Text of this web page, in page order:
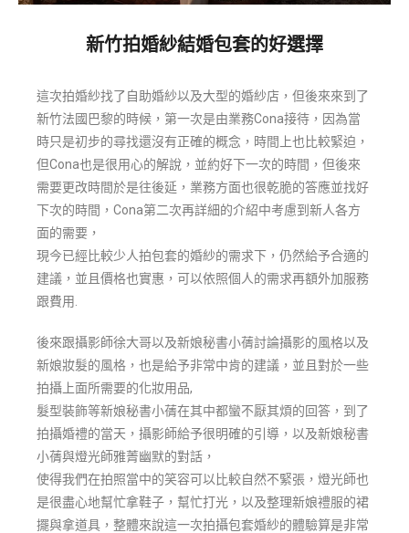
新竹拍婚紗結婚包套的好選擇
這次拍婚紗找了自助婚紗以及大型的婚紗店，但後來來到了
新竹法國巴黎的時候，第一次是由業務Cona接待，因為當
時只是初步的尋找還沒有正確的概念，時間上也比較緊迫，
但Cona也是很用心的解說，並約好下一次的時間，但後來
需要更改時間於是往後延，業務方面也很乾脆的答應並找好
下次的時間，Cona第二次再詳細的介紹中考慮到新人各方
面的需要，
現今已經比較少人拍包套的婚紗的需求下，仍然給予合適的
建議，並且價格也實惠，可以依照個人的需求再額外加服務
跟費用.
後來跟攝影師徐大哥以及新娘秘書小蒨討論攝影的風格以及
新娘妝髮的風格，也是給予非常中肯的建議，並且對於一些
拍攝上面所需要的化妝用品,
髮型裝飾等新娘秘書小蒨在其中都蠻不厭其煩的回答，到了
拍攝婚禮的當天，攝影師給予很明確的引導，以及新娘秘書
小蒨與燈光師雅菁幽默的對話，
使得我們在拍照當中的笑容可以比較自然不緊張，燈光師也
是很盡心地幫忙拿鞋子，幫忙打光，以及整理新娘禮服的裙
擺與拿道具，整體來說這一次拍攝包套婚紗的體驗算是非常